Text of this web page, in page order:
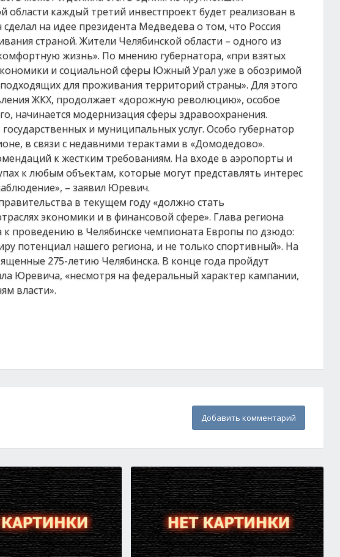
области каждый третий инвестпроект будет реализован в
на идее президента Медведева о том, что Россия
страной. Жители Челябинской области – одного из
жизнь». По мнению губернатора, «при взятых
и социальной сферы Южный Урал уже в обозримой
для проживания территорий страны». Для этого
ЖКХ, продолжает «дорожную революцию», особое
начинается модернизация сферы здравоохранения.
и муниципальных услуг. Особо губернатор
в связи с недавними терактами в «Домодедово».
к жестким требованиям. На входе в аэропорты и
к любым объектам, которые могут представлять интерес
– заявил Юревич.
в текущем году «должно стать
экономики и в финансовой сфере». Глава региона
проведению в Челябинске чемпионата Европы по дзюдо:
потенциал нашего региона, и не только спортивный». На
275-летию Челябинска. В конце года пройдут
Юревича, «несмотря на федеральный характер кампании,
власти».
Добавить комментарий